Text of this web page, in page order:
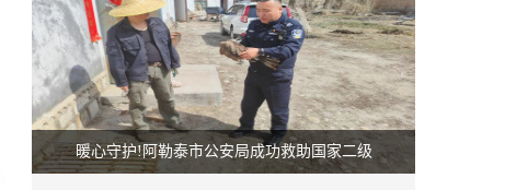
暖心守护!阿勒泰市公安局成功救助国家二级